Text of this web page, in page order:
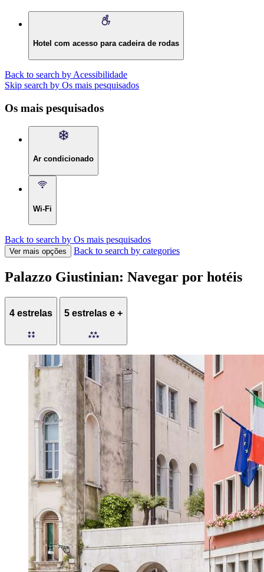
Hotel com acesso para cadeira de rodas
Back to search by Acessibilidade
Skip search by Os mais pesquisados
Os mais pesquisados
Ar condicionado
Wi-Fi
Back to search by Os mais pesquisados
Ver mais opções Back to search by categories
Palazzo Giustinian: Navegar por hotéis
4 estrelas 5 estrelas e +